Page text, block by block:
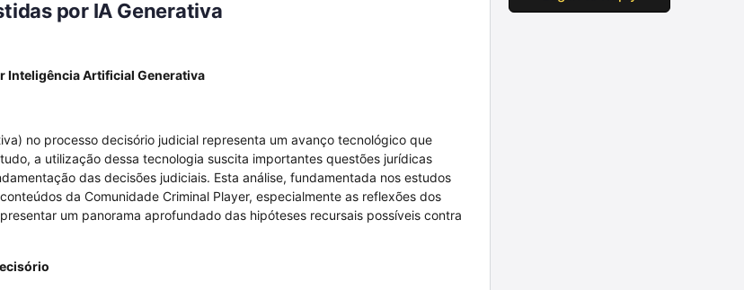
por IA Generativa
Inteligência Artificial Generativa
no processo decisório judicial representa um avanço tecnológico que
a utilização dessa tecnologia suscita importantes questões jurídicas
das decisões judiciais. Esta análise, fundamentada nos estudos
da Comunidade Criminal Player, especialmente as reflexões dos
um panorama aprofundado das hipóteses recursais possíveis contra